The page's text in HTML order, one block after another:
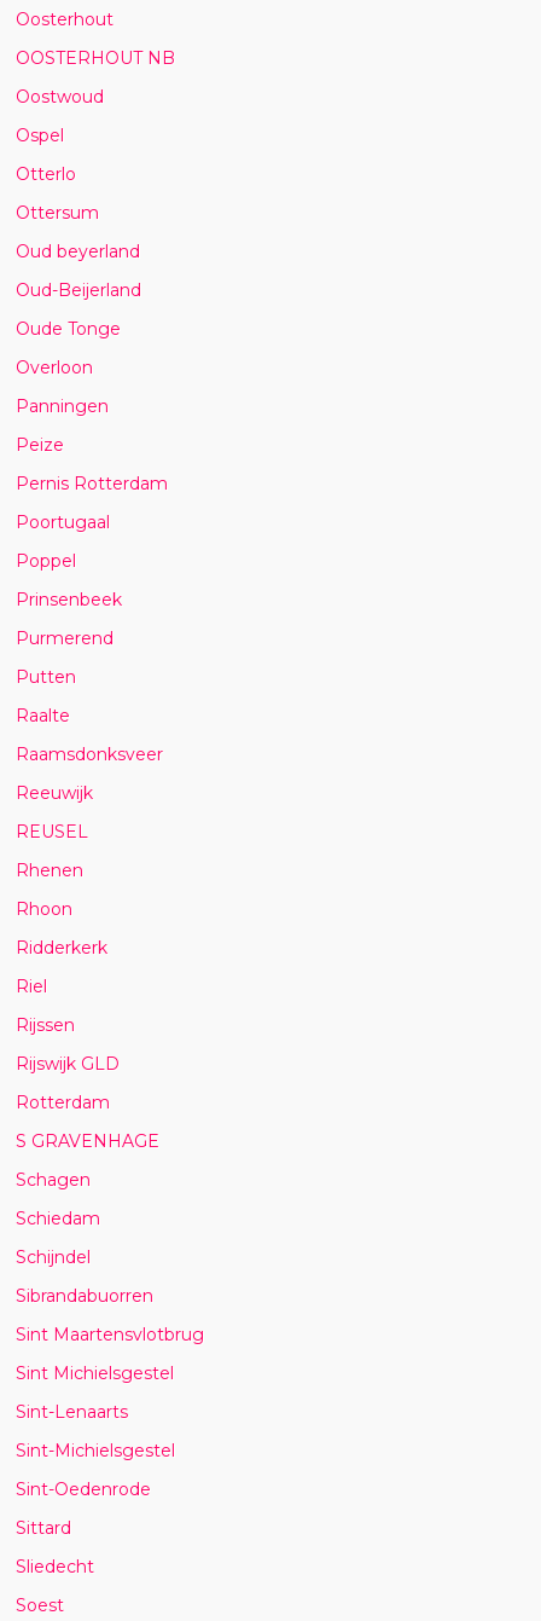
Oosterhout
OOSTERHOUT NB
Oostwoud
Ospel
Otterlo
Ottersum
Oud beyerland
Oud-Beijerland
Oude Tonge
Overloon
Panningen
Peize
Pernis Rotterdam
Poortugaal
Poppel
Prinsenbeek
Purmerend
Putten
Raalte
Raamsdonksveer
Reeuwijk
REUSEL
Rhenen
Rhoon
Ridderkerk
Riel
Rijssen
Rijswijk GLD
Rotterdam
S GRAVENHAGE
Schagen
Schiedam
Schijndel
Sibrandabuorren
Sint Maartensvlotbrug
Sint Michielsgestel
Sint-Lenaarts
Sint-Michielsgestel
Sint-Oedenrode
Sittard
Sliedecht
Soest